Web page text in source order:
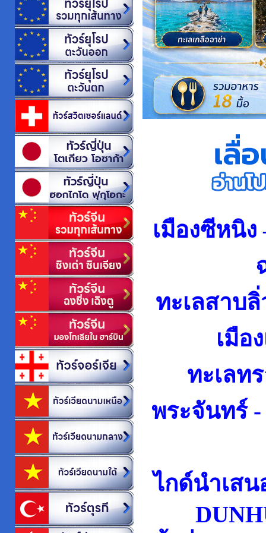
เมืองซีหนิง
ทะเลสาบ
เมือ
ทะเลท
พระจันทร์
ไกด์นำเส